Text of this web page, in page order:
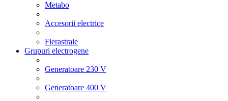
Metabo
Accesorii electrice
Fierastraie
Grupuri electrogene
Generatoare 230 V
Generatoare 400 V